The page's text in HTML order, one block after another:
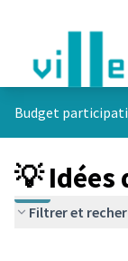
Budget
💡 Idées
Filtrer et